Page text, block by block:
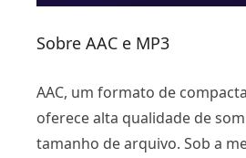
Sobre AAC e MP3
AAC, um formato de
oferece alta qualidade de
tamanho de arquivo. Sob a